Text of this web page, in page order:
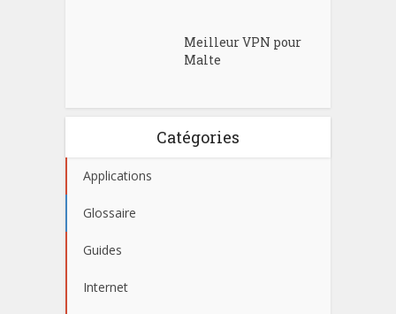
Meilleur VPN pour
Malte
Catégories
Applications
Glossaire
Guides
Internet